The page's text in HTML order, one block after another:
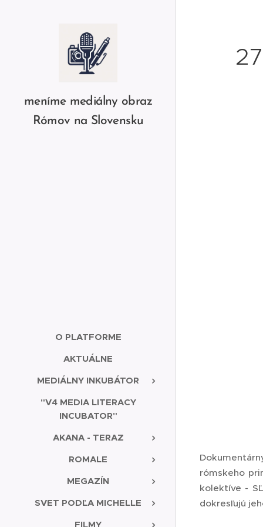
meníme mediálny obraz
Rómov na Slovensku
O PLATFORME
AKTUÁLNE
MEDIÁLNY INKUBÁTOR
"V4 MEDIA LITERACY
INCUBATOR"
AKANA - TERAZ
ROMALE
MEGAZÍN
SVET PODĽA MICHELLE
FILMY
rómskeho
kolektíve -
dokresľujú